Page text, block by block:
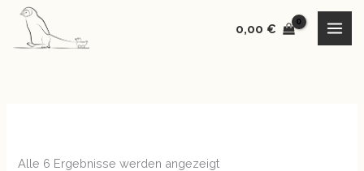
Zum
Inhalt
0,00 €
Alle 6 Ergebnisse werden angezeigt
sortiert